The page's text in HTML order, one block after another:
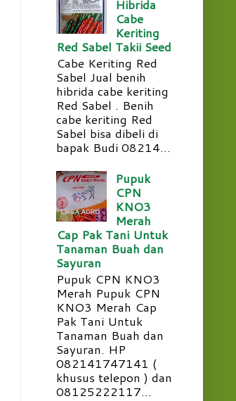
Hibrida
Cabe
Keriting
Red Sabel Takii Seed
Cabe Keriting Red
Sabel Jual benih
hibrida cabe keriting
Red Sabel . Benih
cabe keriting Red
Sabel bisa dibeli di
bapak Budi 08214...
Pupuk
CPN
KNO3
Merah
Cap Pak Tani Untuk
Tanaman Buah dan
Sayuran
Pupuk CPN KNO3
Merah Pupuk CPN
KNO3 Merah Cap
Pak Tani Untuk
Tanaman Buah dan
Sayuran. HP
082141747141 (
khusus telepon ) dan
08125222117...